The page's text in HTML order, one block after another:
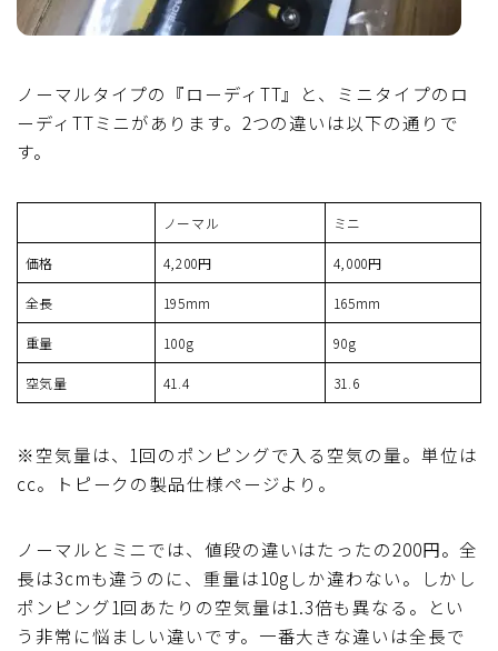
ノーマルタイプの『ローディTT』と、ミニタイプのロ
ーディTTミニがあります。2つの違いは以下の通りで
す。
ノーマル ミニ
価格 4,200円 4,000円
全長 195mm 165mm
重量 100g 90g
空気量 41.4 31.6
※空気量は、1回のポンピングで入る空気の量。単位は
cc。トピークの製品仕様ページより。
ノーマルとミニでは、値段の違いはたったの200円。全
長は3cmも違うのに、重量は10gしか違わない。しかし
ポンピング1回あたりの空気量は1.3倍も異なる。とい
う非常に悩ましい違いです。一番大きな違いは全長で